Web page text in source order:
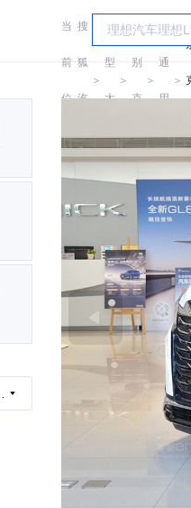
当
前
位
置:
搜
狐
汽
车
＞
车
型
大
全
＞
别
克
＞
汽
通
用
别
＞